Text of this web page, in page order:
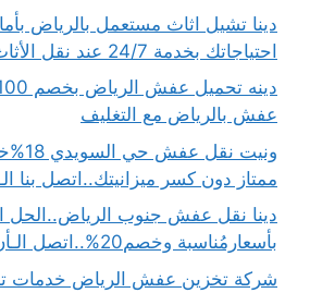
احتياجاتك بخدمة 24/7 عند نقل الأثاث
عفش بالرياض مع التغليف
ونيت
ممتاز دون كسر ميزانيتك..اتصل بنا
دينا نقل عفش جنوب الرياض..الحل
بأسعارمُناسبة وخصم20%..اتصل الـأن
شركة تخزين عفش الرياض خدمات